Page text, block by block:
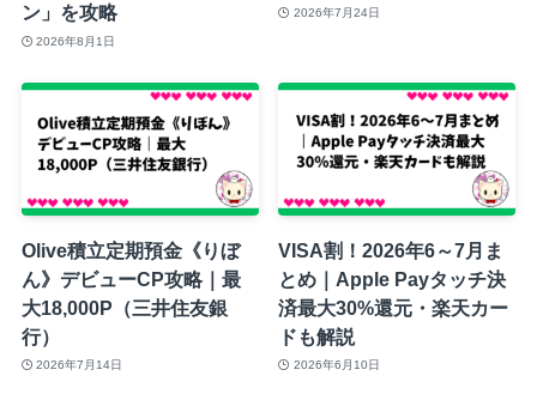
ン」を攻略
2026年8月1日
2026年7月24日
Olive積立定期預金《りぼ
ん》デビューCP攻略｜最
大18,000P（三井住友銀
行）
2026年7月14日
VISA割！2026年6～7月ま
とめ｜Apple Payタッチ決
済最大30%還元・楽天カー
ドも解説
2026年6月10日